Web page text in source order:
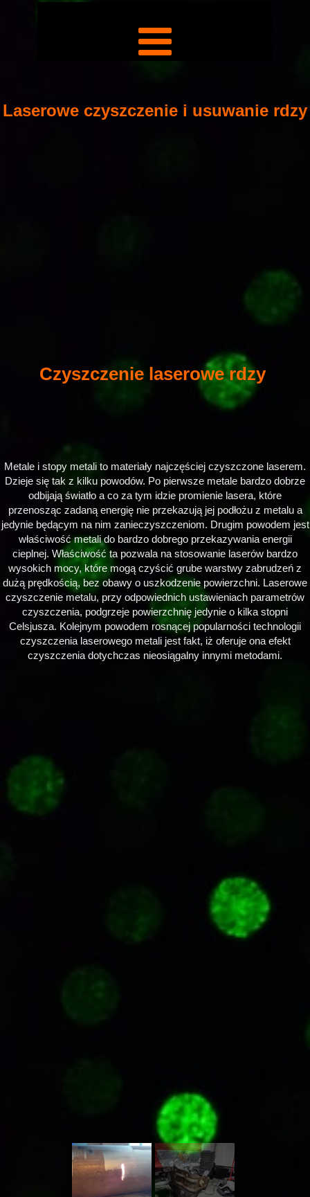
Czyszczenie laserowe rdzy
Metale i stopy metali to materiały najczęściej czyszczone laserem.
Dzieje się tak z kilku powodów. Po pierwsze metale bardzo dobrze
odbijają światło a co za tym idzie promienie lasera, które
przenosząc zadaną energię nie przekazują jej podłożu z metalu a
jedynie będącym na nim zanieczyszczeniom. Drugim powodem jest
właściwość metali do bardzo dobrego przekazywania energii
cieplnej. Właściwość ta pozwala na stosowanie laserów bardzo
wysokich mocy, które mogą czyścić grube warstwy zabrudzeń z
dużą prędkością, bez obawy o uszkodzenie powierzchni. Laserowe
czyszczenie metalu, przy odpowiednich ustawieniach parametrów
czyszczenia, podgrzeje powierzchnię jedynie o kilka stopni
Celsjusza. Kolejnym powodem rosnącej popularności technologii
czyszczenia laserowego metali jest fakt, iż oferuje ona efekt
czyszczenia dotychczas nieosiągalny innymi metodami.
Laserowe czyszczenie i usuwanie rdzy